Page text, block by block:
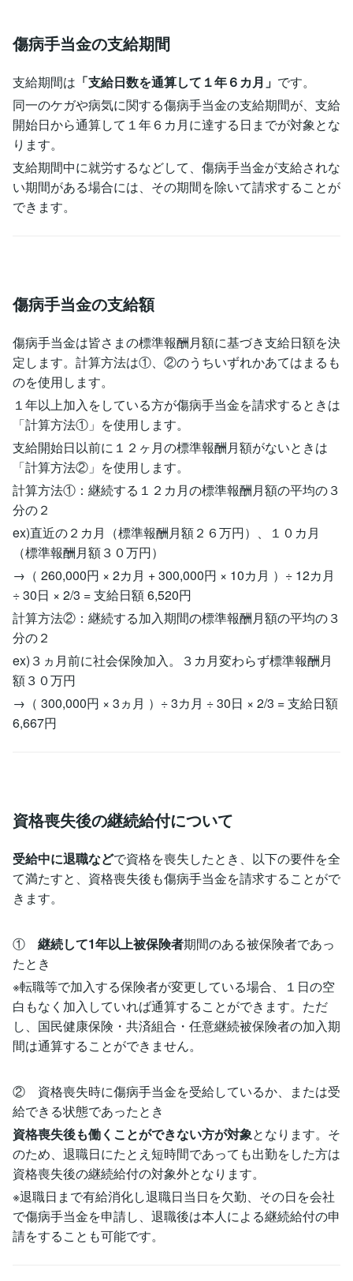
傷病手当金の支給期間
支給期間は 「支給日数を通算して１年６カ月」 です。
同一のケガや病気に関する傷病手当金の支給期間が、支給
開始日から通算して１年６カ月に達する日までが対象とな
ります。
支給期間中に就労するなどして、傷病手当金が支給されな
い期間がある場合には、その期間を除いて請求することが
できます。
傷病手当金の支給額
傷病手当金は皆さまの標準報酬月額に基づき支給日額を決
定します。計算方法は①、②のうちいずれかあてはまるも
のを使用します。
１年以上加入をしている方が傷病手当金を請求するときは
「計算方法①」を使用します。
支給開始日以前に１２ヶ月の標準報酬月額がないときは
「計算方法②」を使用します。
計算方法①：継続する１２カ月の標準報酬月額の平均の３
分の２
ex)直近の２カ月（標準報酬月額２６万円）、１０カ月
（標準報酬月額３０万円）
→（ 260,000円 × 2カ月 + 300,000円 × 10カ月 ）÷ 12カ月
÷ 30日 × 2/3 = 支給日額 6,520円
計算方法②：継続する加入期間の標準報酬月額の平均の３
分の２
ex)３ヵ月前に社会保険加入。３カ月変わらず標準報酬月
額３０万円
→（ 300,000円 × 3ヵ月 ）÷ 3カ月 ÷ 30日 × 2/3 = 支給日額
6,667円
資格喪失後の継続給付について
受給中に退職などで資格を喪失したとき、以下の要件を全
て満たすと、資格喪失後も傷病手当金を請求することがで
きます。
① 継続して1年以上被保険者期間のある被保険者であっ
たとき
※転職等で加入する保険者が変更している場合、１日の空
白もなく加入していれば通算することができます。ただ
し、国民健康保険・共済組合・任意継続被保険者の加入期
間は通算することができません。
② 資格喪失時に傷病手当金を受給しているか、または受
給できる状態であったとき
資格喪失後も働くことができない方が対象となります。そ
のため、退職日にたとえ短時間であっても出勤をした方は
資格喪失後の継続給付の対象外となります。
※退職日まで有給消化し退職日当日を欠勤、その日を会社
で傷病手当金を申請し、退職後は本人による継続給付の申
請をすることも可能です。